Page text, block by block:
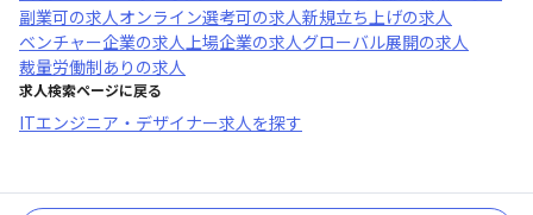
副業可の求人オンライン選考可の求人新規立ち上げの求人
ベンチャー企業の求人上場企業の求人グローバル展開の求人
裁量労働制あり の求人
求人検索ページに戻る
ITエンジニア・デザイナー求人を探す